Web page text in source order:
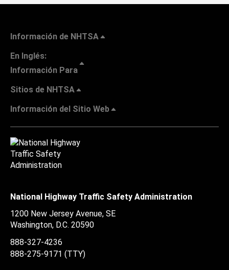
Información de NHTSA
En Inglés:
Información Para
Sitios de NHTSA
Información del Sitio Web
National Highway Traffic Safety Administration
1200 New Jersey Avenue, SE
Washington, D.C. 20590
888-327-4236
888-275-9171 (TTY)